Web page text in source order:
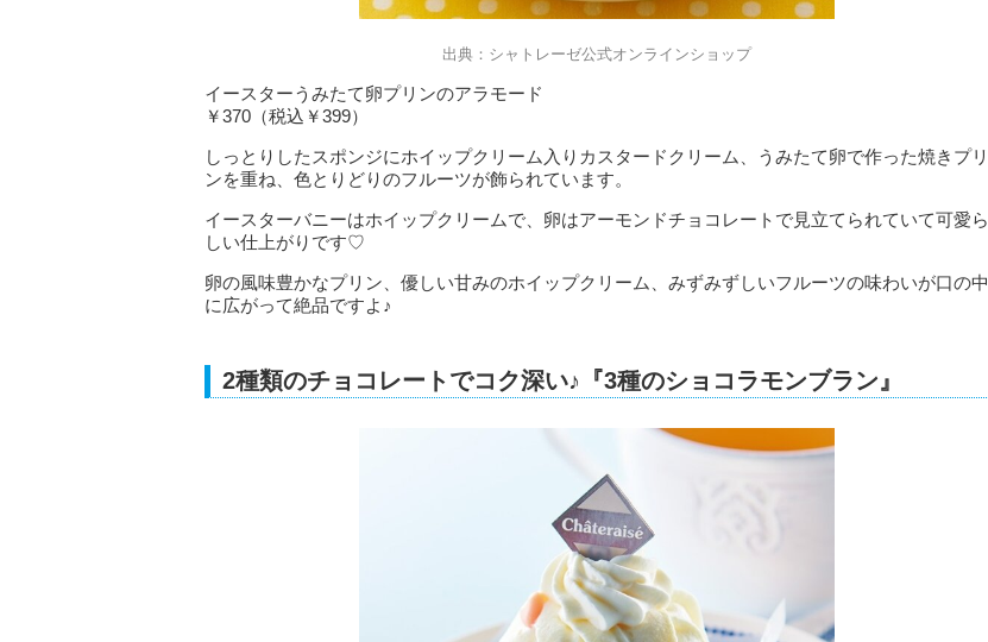
出典：シャトレーゼ公式オンラインショップ
イースターうみたて卵プリンのアラモード
￥370（税込￥399）
しっとりしたスポンジにホイップクリーム入りカスタードクリーム、うみたて卵で作った焼きプリ
ンを重ね、色とりどりのフルーツが飾られています。
イースターバニーはホイップクリームで、卵はアーモンドチョコレートで見立てられていて可愛ら
しい仕上がりです♡
卵の風味豊かなプリン、優しい甘みのホイップクリーム、みずみずしいフルーツの味わいが口の中
に広がって絶品ですよ♪
2種類のチョコレートでコク深い♪『3種のショコラモンブラン』